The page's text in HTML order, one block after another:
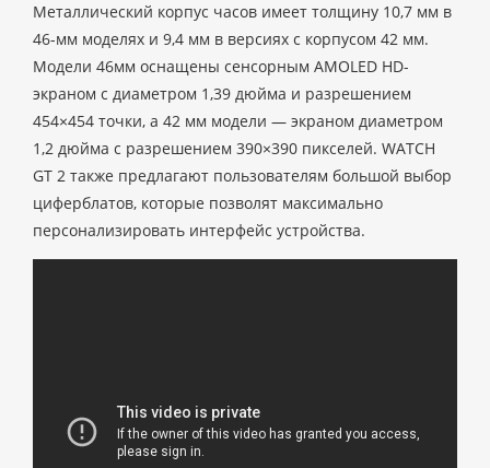
Металлический корпус часов имеет толщину 10,7 мм в
46-мм моделях и 9,4 мм в версиях с корпусом 42 мм.
Модели 46мм оснащены сенсорным AMOLED HD-
экраном с диаметром 1,39 дюйма и разрешением
454×454 точки, а 42 мм модели — экраном диаметром
1,2 дюйма с разрешением 390×390 пикселей. WATCH
GT 2 также предлагают пользователям большой выбор
циферблатов, которые позволят максимально
персонализировать интерфейс устройства.